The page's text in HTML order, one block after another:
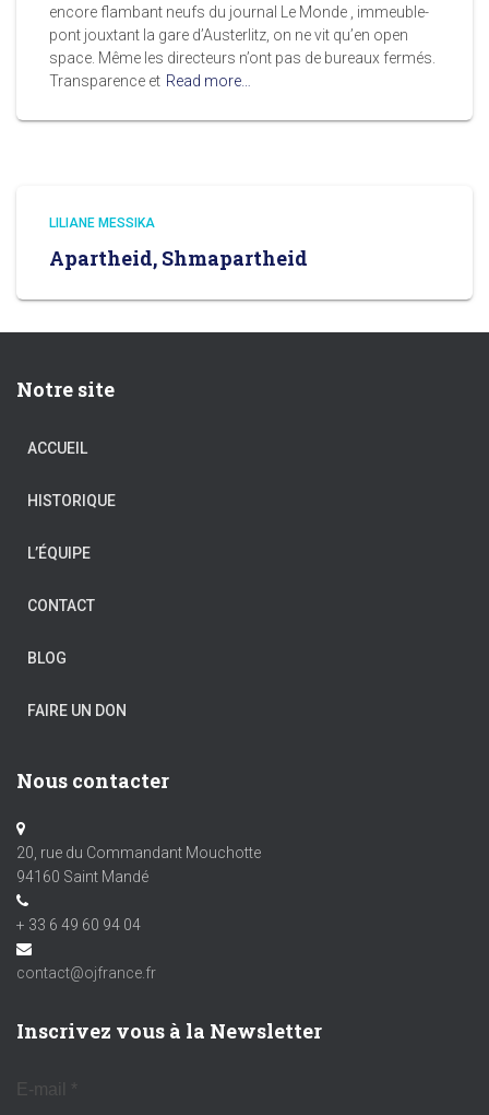
encore flambant neufs du journal Le Monde , immeuble-
pont jouxtant la gare d’Austerlitz, on ne vit qu’en open
space. Même les directeurs n’ont pas de bureaux fermés.
Transparence et Read more…
LILIANE MESSIKA
Apartheid, Shmapartheid
Notre site
ACCUEIL
HISTORIQUE
L’ÉQUIPE
CONTACT
BLOG
FAIRE UN DON
Nous contacter
20, rue du Commandant Mouchotte
94160 Saint Mandé
+ 33 6 49 60 94 04
contact@ojfrance.fr
Inscrivez vous à la Newsletter
E-mail *